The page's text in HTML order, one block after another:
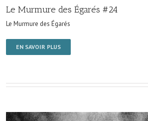
Le Murmure des Égarés #24
Le Murmure des Égarés
EN SAVOIR PLUS